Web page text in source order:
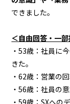
できました。
＜自由回答・一
・53歳：社員に
きた。
・62歳：営業の回
・56歳：社員の意
・59歳：SXへの